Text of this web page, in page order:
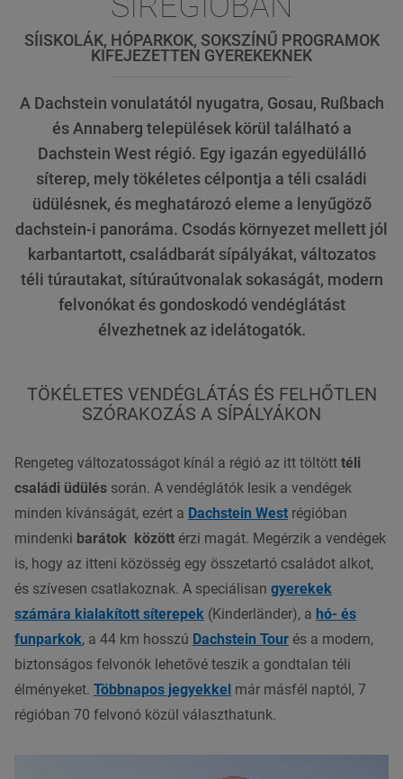
SÍISKOLÁK, HÓPARKOK, SOKSZÍNŰ PROGRAMOK
KIFEJEZETTEN GYEREKEKNEK
A Dachstein vonulatától nyugatra, Gosau, Rußbach
és Annaberg települések körül található a
Dachstein West régió. Egy igazán egyedülálló
síterep, mely tökéletes célpontja a téli családi
üdülésnek, és meghatározó eleme a lenyűgöző
dachstein-i panoráma. Csodás környezet mellett jól
karbantartott, családbarát sípályákat, változatos
téli túrautakat, sítúraútvonalak sokaságát, modern
felvonókat és gondoskodó vendéglátást
élvezhetnek az idelátogatók.
TÖKÉLETES VENDÉGLÁTÁS ÉS FELHŐTLEN
SZÓRAKOZÁS A SÍPÁLYÁKON
Rengeteg változatosságot kínál a régió az itt töltött téli
családi üdülés során. A vendéglátók lesik a vendégek
minden kívánságát, ezért a Dachstein West régióban
mindenki barátok között érzi magát. Megérzik a vendégek
is, hogy az itteni közösség egy összetartó családot alkot,
és szívesen csatlakoznak. A speciálisan gyerekek
számára kialakított síterepek (Kinderländer), a hó- és
funparkok, a 44 km hosszú Dachstein Tour és a modern,
biztonságos felvonók lehetővé teszik a gondtalan téli
élményeket. Többnapos jegyekkel már másfél naptól, 7
régióban 70 felvonó közül választhatunk.